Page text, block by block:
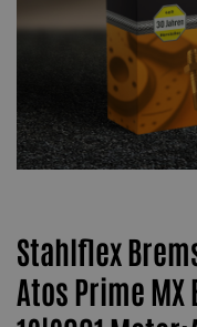
Stahlflex
Atos Prime